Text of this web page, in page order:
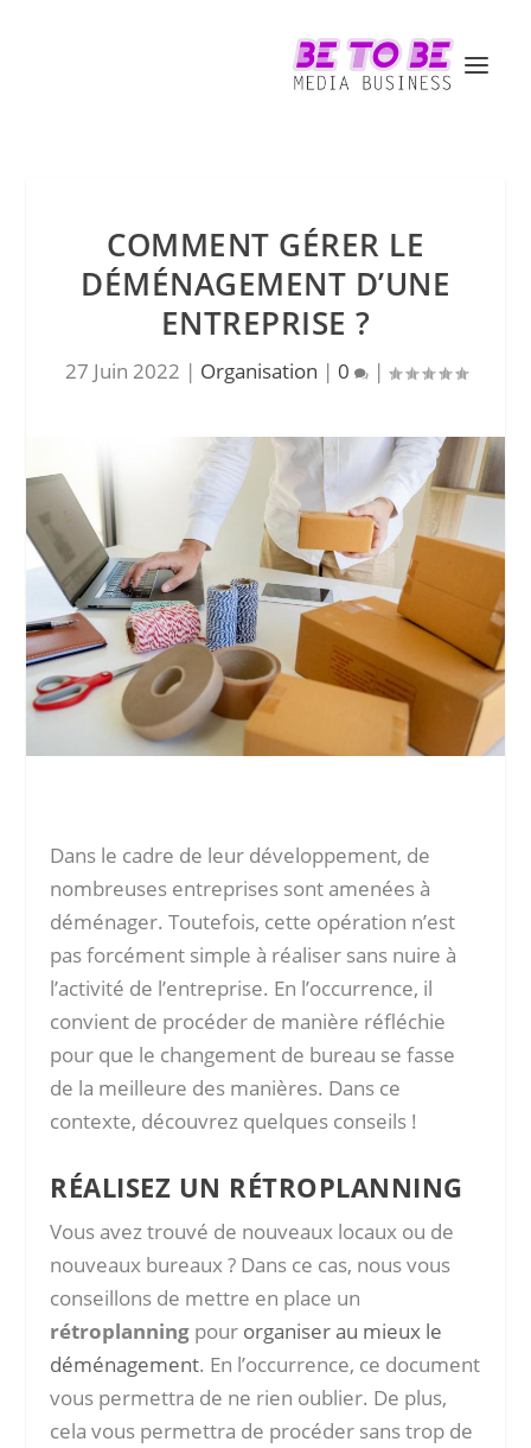
COMMENT GÉRER LE
DÉMÉNAGEMENT D’UNE
ENTREPRISE ?
27 Juin 2022 | Organisation | 0 |
Dans le cadre de leur développement, de
nombreuses entreprises sont amenées à
déménager. Toutefois, cette opération n’est
pas forcément simple à réaliser sans nuire à
l’activité de l’entreprise. En l’occurrence, il
convient de procéder de manière réfléchie
pour que le changement de bureau se fasse
de la meilleure des manières. Dans ce
contexte, découvrez quelques conseils !
RÉALISEZ UN RÉTROPLANNING
Vous avez trouvé de nouveaux locaux ou de
nouveaux bureaux ? Dans ce cas, nous vous
conseillons de mettre en place un
rétroplanning pour organiser au mieux le
déménagement. En l’occurrence, ce document
vous permettra de ne rien oublier. De plus,
cela vous permettra de procéder sans trop de